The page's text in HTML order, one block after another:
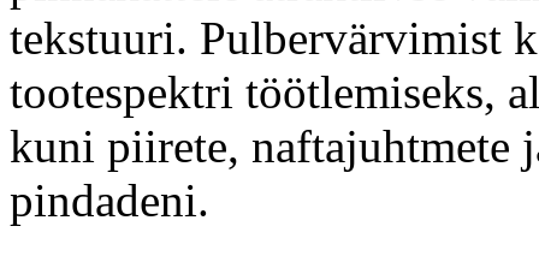
tekstuuri. Pulbervärvimist
tootespektri töötlemiseks,
kuni piirete, naftajuhtmete
pindadeni.